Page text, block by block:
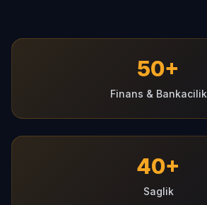
50+
Finans & Bankacilik
40+
Saglik